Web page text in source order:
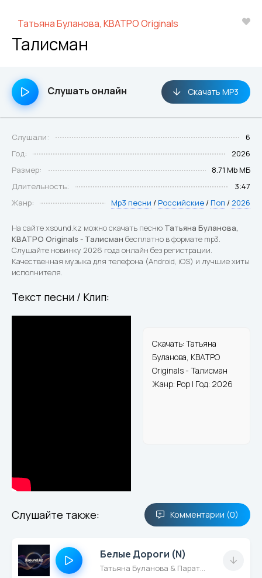
Татьяна Буланова, КВАТРО Originals
Талисман
Слушать онлайн Скачать MP3
Слушали:
6
Год:
2026
Размер:
8.71 Mb МБ
Длительность:
3:47
Жанр:
Mp3 песни / Российские / Поп / 2026
На сайте xsound.kz можно скачать песню Татьяна Буланова,
КВАТРО Originals - Талисман бесплатно в формате mp3.
Слушайте новинку 2026 года онлайн без регистрации.
Качественная музыка для телефона (Android, iOS) и лучшие хиты
исполнителя.
Текст песни / Клип:
Скачать: Татьяна
Буланова, КВАТРО
Originals - Талисман
Жанр: Pop | Год: 2026
Слушайте также: Комментарии (0)
Белые Дороги (N)
Татьяна Буланова & Паратайн